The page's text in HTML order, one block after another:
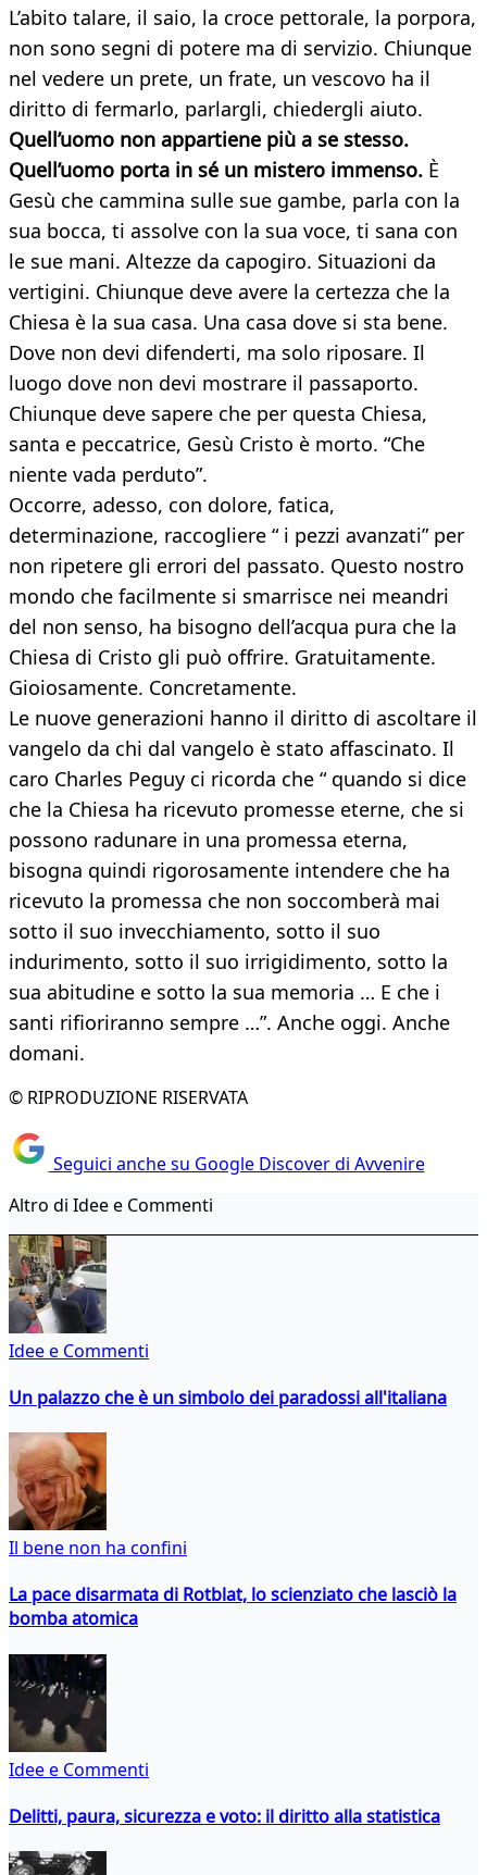
L’abito talare, il saio, la croce pettorale, la porpora,
non sono segni di potere ma di servizio. Chiunque
nel vedere un prete, un frate, un vescovo ha il
diritto di fermarlo, parlargli, chiedergli aiuto.
Quell’uomo non appartiene più a se stesso.
Quell’uomo porta in sé un mistero immenso. È
Gesù che cammina sulle sue gambe, parla con la
sua bocca, ti assolve con la sua voce, ti sana con
le sue mani. Altezze da capogiro. Situazioni da
vertigini. Chiunque deve avere la certezza che la
Chiesa è la sua casa. Una casa dove si sta bene.
Dove non devi difenderti, ma solo riposare. Il
luogo dove non devi mostrare il passaporto.
Chiunque deve sapere che per questa Chiesa,
santa e peccatrice, Gesù Cristo è morto. “Che
niente vada perduto”.
Occorre, adesso, con dolore, fatica,
determinazione, raccogliere “ i pezzi avanzati” per
non ripetere gli errori del passato. Questo nostro
mondo che facilmente si smarrisce nei meandri
del non senso, ha bisogno dell’acqua pura che la
Chiesa di Cristo gli può offrire. Gratuitamente.
Gioiosamente. Concretamente.
Le nuove generazioni hanno il diritto di ascoltare il
vangelo da chi dal vangelo è stato affascinato. Il
caro Charles Peguy ci ricorda che “ quando si dice
che la Chiesa ha ricevuto promesse eterne, che si
possono radunare in una promessa eterna,
bisogna quindi rigorosamente intendere che ha
ricevuto la promessa che non soccomberà mai
sotto il suo invecchiamento, sotto il suo
indurimento, sotto il suo irrigidimento, sotto la
sua abitudine e sotto la sua memoria … E che i
santi rifioriranno sempre …”. Anche oggi. Anche
domani.
© RIPRODUZIONE RISERVATA
Seguici anche su Google Discover di Avvenire
Altro di Idee e Commenti
Idee e Commenti
Un palazzo che è un simbolo dei paradossi all'italiana
Il bene non ha confini
La pace disarmata di Rotblat, lo scienziato che lasciò la
bomba atomica
Idee e Commenti
Delitti, paura, sicurezza e voto: il diritto alla statistica